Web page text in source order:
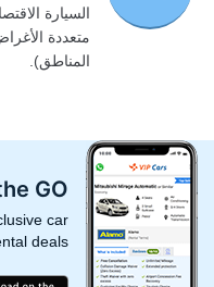
السيارة
متعددة
المناطق).
GO!
car
deals.